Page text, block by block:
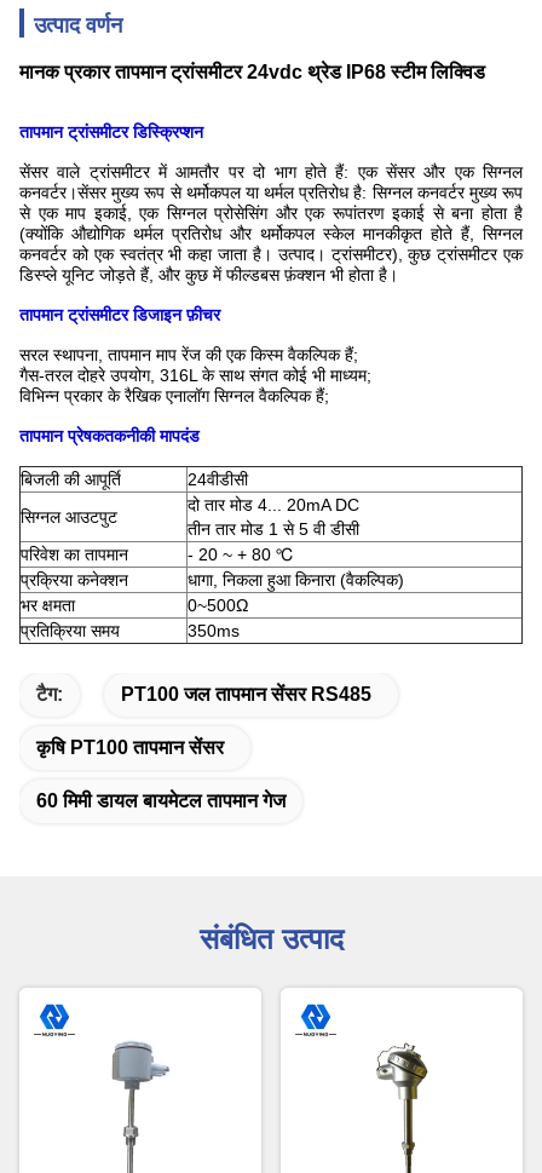
उत्पाद वर्णन
मानक प्रकार तापमान ट्रांसमीटर 24vdc थ्रेड IP68 स्टीम लिक्विड
तापमान ट्रांसमीटर डिस्क्रिप्शन
सेंसर वाले ट्रांसमीटर में आमतौर पर दो भाग होते हैं: एक सेंसर और एक सिग्नल
कनवर्टर।सेंसर मुख्य रूप से थर्मोकपल या थर्मल प्रतिरोध है: सिग्नल कनवर्टर मुख्य रूप
से एक माप इकाई, एक सिग्नल प्रोसेसिंग और एक रूपांतरण इकाई से बना होता है
(क्योंकि औद्योगिक थर्मल प्रतिरोध और थर्मोकपल स्केल मानकीकृत होते हैं, सिग्नल
कनवर्टर को एक स्वतंत्र भी कहा जाता है। उत्पाद। ट्रांसमीटर), कुछ ट्रांसमीटर एक
डिस्प्ले यूनिट जोड़ते हैं, और कुछ में फील्डबस फ़ंक्शन भी होता है।
तापमान ट्रांसमीटर डिजाइन फ़ीचर
सरल स्थापना, तापमान माप रेंज की एक किस्म वैकल्पिक हैं;
गैस-तरल दोहरे उपयोग, 316L के साथ संगत कोई भी माध्यम;
विभिन्न प्रकार के रैखिक एनालॉग सिग्नल वैकल्पिक हैं;
तापमान प्रेषकतकनीकी मापदंड
बिजली की आपूर्ति
24वीडीसी
सिग्नल आउटपुट
दो तार मोड 4... 20mA DC
तीन तार मोड 1 से 5 वी डीसी
परिवेश का तापमान
- 20 ~ + 80 ℃
प्रक्रिया कनेक्शन
धागा, निकला हुआ किनारा (वैकल्पिक)
भर क्षमता
0~500Ω
प्रतिक्रिया समय
350ms
टैग: PT100 जल तापमान सेंसर RS485
कृषि PT100 तापमान सेंसर
60 मिमी डायल बायमेटल तापमान गेज
संबंधित उत्पाद